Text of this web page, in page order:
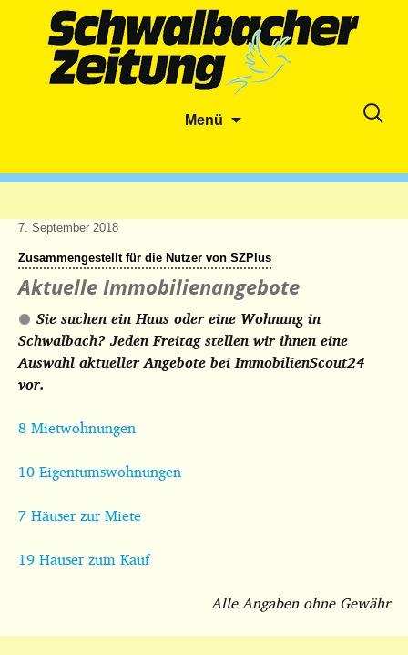
Menü
Suche
7. September 2018
Zusammengestellt für die Nutzer von SZPlus
Aktuelle Immobilienangebote
Sie suchen ein Haus oder eine Wohnung in
Schwalbach? Jeden Freitag stellen wir ihnen eine
Auswahl aktueller Angebote bei ImmobilienScout24
vor.
8 Mietwohnungen
10 Eigentumswohnungen
7 Häuser zur Miete
19 Häuser zum Kauf
Alle Angaben ohne Gewähr